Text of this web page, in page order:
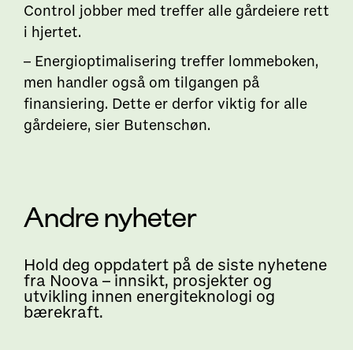
Control jobber med treffer alle gårdeiere rett
i hjertet.
– Energioptimalisering treffer lommeboken,
men handler også om tilgangen på
finansiering. Dette er derfor viktig for alle
gårdeiere, sier Butenschøn.
Andre nyheter
Hold deg oppdatert på de siste nyhetene
fra Noova – innsikt, prosjekter og
utvikling innen energiteknologi og
bærekraft.